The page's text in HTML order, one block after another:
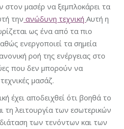
στον μασέρ να ξεμπλοκάρει τα
την ανώδυνη τεχνική Αυτή η
ως ένα από τα πιο
ενεργοποιεί τα σημεία
ροή της ενέργειας στο
που δεν μπορούν να
μασάζ.
έχει αποδειχθεί ότι βοηθά το
τη λειτουργία των εσωτερικών
των τενόντων και των